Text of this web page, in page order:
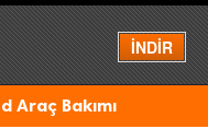
İNDİR
Menü
Araç Bakımı